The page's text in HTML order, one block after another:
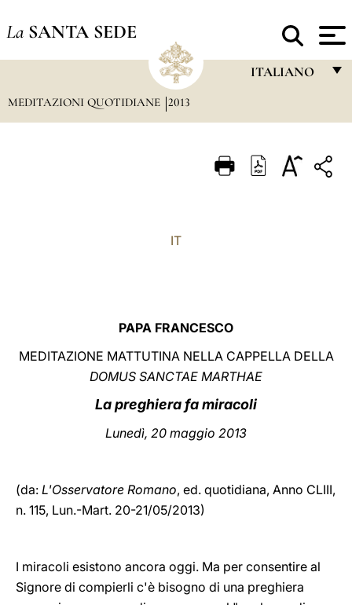
La SANTA SEDE
ITALIANO
ITALIANO
中文
LATINE
MEDITAZIONI QUOTIDIANE 2013
IT
PAPA FRANCESCO
MEDITAZIONE MATTUTINA NELLA CAPPELLA DELLA
DOMUS SANCTAE MARTHAE
La preghiera fa miracoli
Lunedì, 20 maggio 2013
(da: L'Osservatore Romano, ed. quotidiana, Anno CLIII,
n. 115, Lun.-Mart. 20-21/05/2013)
I miracoli esistono ancora oggi. Ma per consentire al
Signore di compierli c'è bisogno di una preghiera